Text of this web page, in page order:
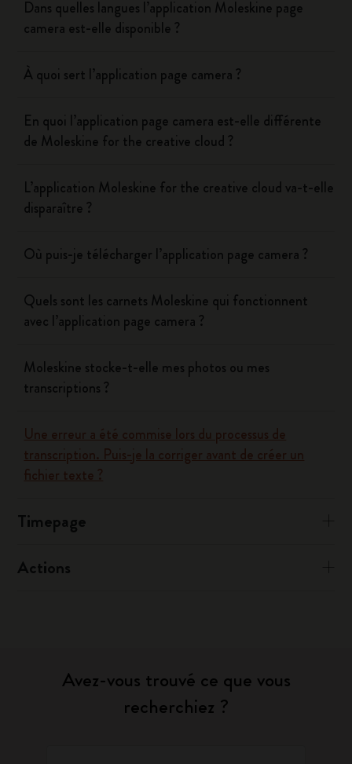
Dans quelles langues l’application Moleskine page
camera est-elle disponible ?
À quoi sert l’application page camera ?
En quoi l’application page camera est-elle différente
de Moleskine for the creative cloud ?
L’application Moleskine for the creative cloud va-t-elle
disparaître ?
Où puis-je télécharger l’application page camera ?
Quels sont les carnets Moleskine qui fonctionnent
avec l’application page camera ?
Moleskine stocke-t-elle mes photos ou mes
transcriptions ?
Une erreur a été commise lors du processus de
transcription. Puis-je la corriger avant de créer un
fichier texte ?
Timepage
Actions
Avez-vous trouvé ce que vous
recherchiez ?